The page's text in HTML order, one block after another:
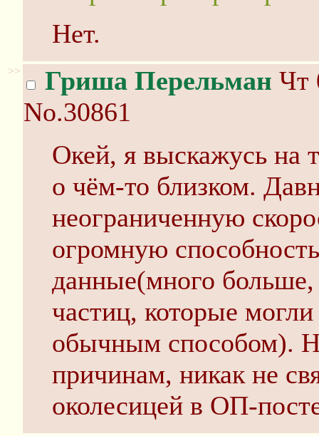
Нет.
>> Гриша Перельман Чт
No.30861
Окей, я выскажусь на
о чём-то близком.
неограниченную
огромную
данные(много
частиц, которые
обычным способом).
причинам, никак не
околесицей в ОП-